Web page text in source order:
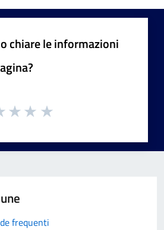
chiare le informazioni
frequenti